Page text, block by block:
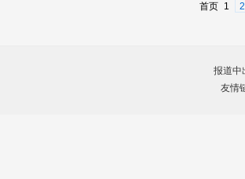
首页 1 2
报道中
友情